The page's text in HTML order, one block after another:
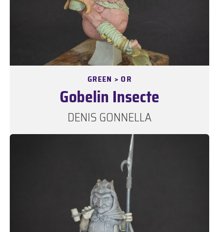
GREEN > OR
Gobelin Insecte
DENIS GONNELLA